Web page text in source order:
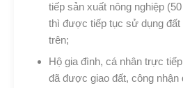
tiếp sản xuất nông nghiệp
thì được tiếp tục sử dụng đất
trên;
Hộ gia đình, cá nhân trực
đã được giao đất, công nhận